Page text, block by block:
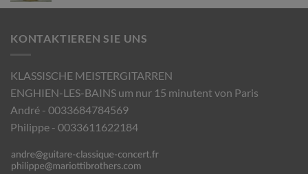
KONTAKTIEREN SIE UNS
KLASSISCHE MEISTERGITARREN
ENGHIEN-LES-BAINS um nur 15 minutent von Paris
André - 0033684784569
Philippe - 0033611622184